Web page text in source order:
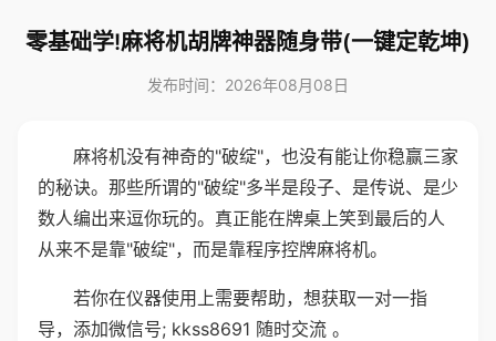
零基础学!麻将机胡牌神器随身带(一键定乾坤)
发布时间：2026年08月08日
麻将机没有神奇的"破绽"，也没有能让你稳赢三家
的秘诀。那些所谓的"破绽"多半是段子、是传说、是少
数人编出来逗你玩的。真正能在牌桌上笑到最后的人
从来不是靠"破绽"，而是靠程序控牌麻将机。
若你在仪器使用上需要帮助，想获取一对一指
导，添加微信号; kkss8691 随时交流 。